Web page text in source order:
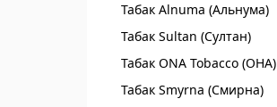
Табак Alnuma (Альнума)
Табак Sultan (Султан)
Табак ONA Tobacco (ОНА)
Табак Smyrna (Смирна)